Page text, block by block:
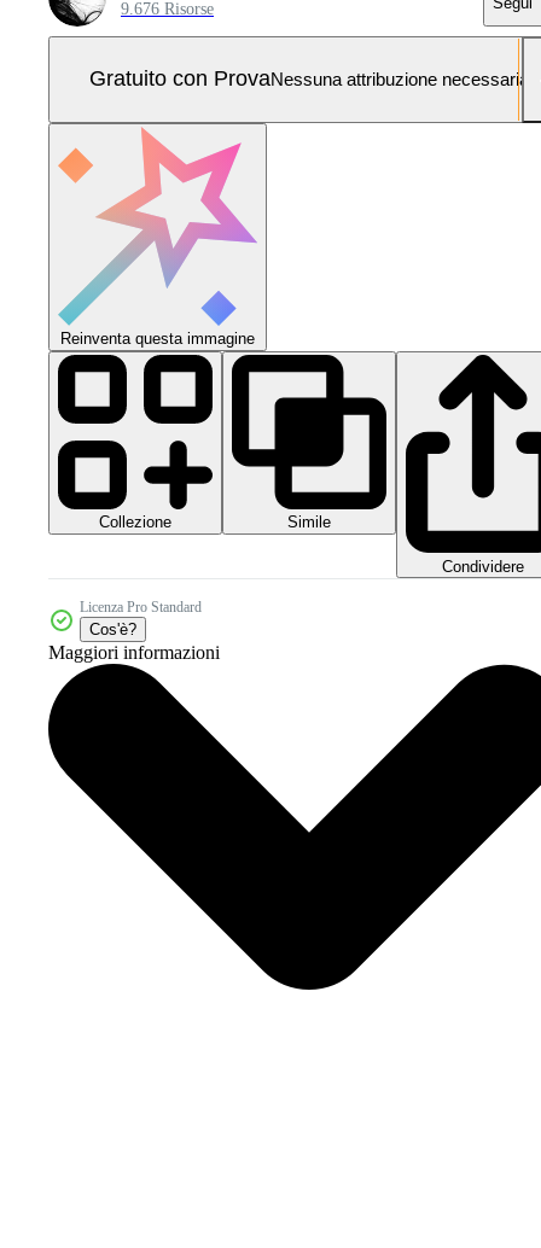
9.676 Risorse
Gratuito con ProvaNessuna attribuzione necessaria
Reinventa questa immagine
Collezione Simile
Condividere
Licenza Pro Standard
Cos'è?
Maggiori informazioni